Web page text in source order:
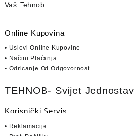
Vaš Tehnob
Online Kupovina
• Uslovi Online Kupovine
• Načini Plaćanja
• Odricanje Od Odgovornosti
TEHNOB- Svijet
Korisnički Servis
• Reklamacije